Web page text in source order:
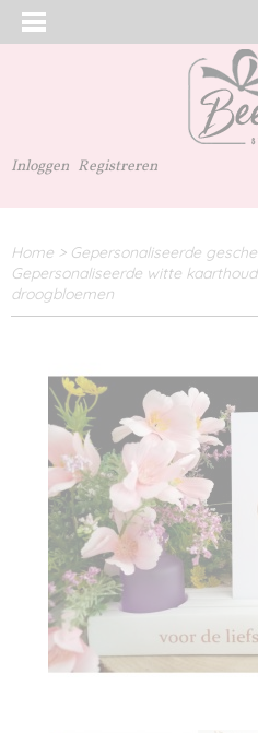
Inloggen Registreren
Home > Gepersonaliseerde
Gepersonaliseerde witte
droogbloemen